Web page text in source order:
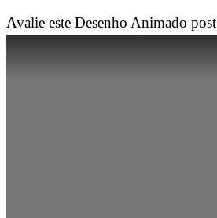
Avalie este Desenho Animado post